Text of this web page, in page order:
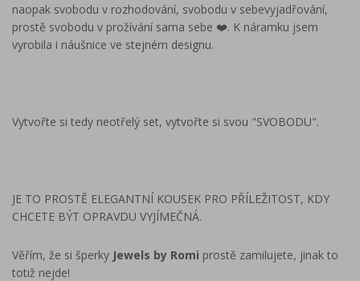
naopak svobodu v rozhodování, svobodu v sebevyjadřování,
prostě svobodu v prožívání sama sebe ❤️. K náramku jsem
vyrobila i náušnice ve stejném designu.
Vytvořte si tedy neotřelý set, vytvořte si svou "SVOBODU".
JE TO PROSTĚ ELEGANTNÍ KOUSEK PRO PŘÍLEŽITOST, KDY
CHCETE BÝT OPRAVDU VYJÍMEČNÁ.
Věřím, že si šperky Jewels by Romi prostě zamilujete, jinak to
totiž nejde!